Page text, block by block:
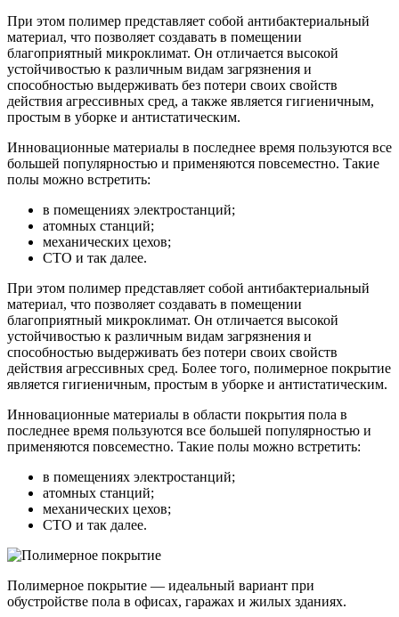
При этом полимер представляет собой антибактериальный
материал, что позволяет создавать в помещении
благоприятный микроклимат. Он отличается высокой
устойчивостью к различным видам загрязнения и
способностью выдерживать без потери своих свойств
действия агрессивных сред, а также является гигиеничным,
простым в уборке и антистатическим.
Инновационные материалы в последнее время пользуются все
большей популярностью и применяются повсеместно. Такие
полы можно встретить:
в помещениях электростанций;
атомных станций;
механических цехов;
СТО и так далее.
При этом полимер представляет собой антибактериальный
материал, что позволяет создавать в помещении
благоприятный микроклимат. Он отличается высокой
устойчивостью к различным видам загрязнения и
способностью выдерживать без потери своих свойств
действия агрессивных сред. Более того, полимерное покрытие
является гигиеничным, простым в уборке и антистатическим.
Инновационные материалы в области покрытия пола в
последнее время пользуются все большей популярностью и
применяются повсеместно. Такие полы можно встретить:
в помещениях электростанций;
атомных станций;
механических цехов;
СТО и так далее.
Полимерное покрытие — идеальный вариант при
обустройстве пола в офисах, гаражах и жилых зданиях.